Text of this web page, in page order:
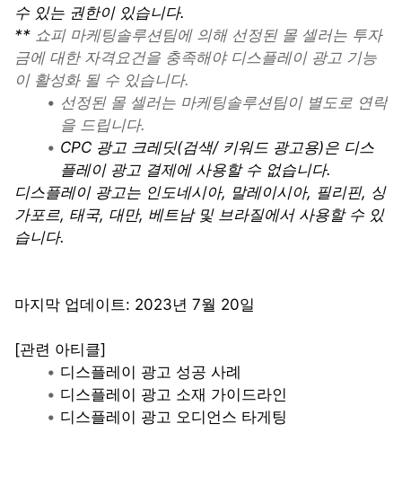
수 있는 권한이 있습니다.
** 쇼피 마케팅솔루션팀에 의해 선정된 몰 셀러는 투자
금에 대한 자격요건을 충족해야 디스플레이 광고 기능
이 활성화 될 수 있습니다.
선정된 몰 셀러는 마케팅솔루션팀이 별도로 연락
을 드립니다.
CPC 광고 크레딧(검색/ 키워드 광고용)은 디스
플레이 광고 결제에 사용할 수 없습니다.
디스플레이 광고는 인도네시아, 말레이시아, 필리핀, 싱
가포르, 태국, 대만, 베트남 및 브라질에서 사용할 수 있
습니다.
마지막 업데이트: 2023년 7월 20일
[관련 아티클]
디스플레이 광고 성공 사례
디스플레이 광고 소재 가이드라인
디스플레이 광고 오디언스 타게팅